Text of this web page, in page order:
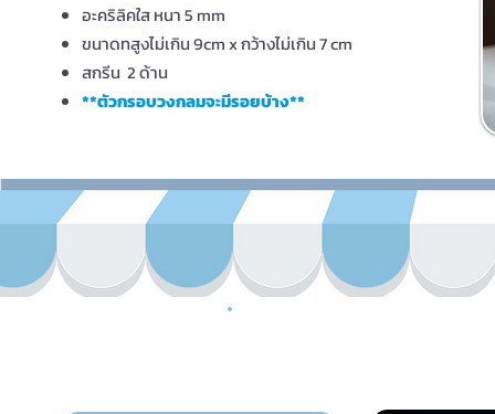
อะคริลิคใส หนา 5 mm
ขนาดทสูงไม่เกิน 9cm x กว้างไม่เกิน 7 cm
สกรีน 2 ด้าน
**ตัวกรอบวงกลมจะมีรอยบ้าง**